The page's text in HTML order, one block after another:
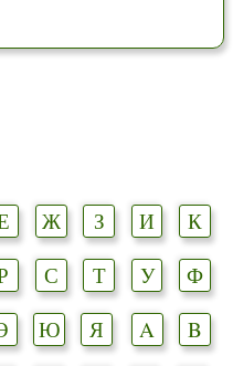
Ж З И
К
С Т У
Ф
Ю Я A
B